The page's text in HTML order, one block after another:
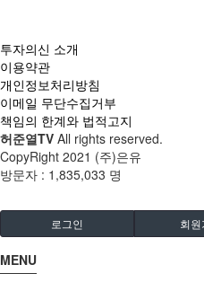
투자의신 소개
이용약관
개인정보처리방침
이메일 무단수집거부
책임의 한계와 법적고지
허준열TV All rights reserved.
CopyRight 2021 (주)은유
방문자 : 1,835,033 명
로그인 회원
MENU